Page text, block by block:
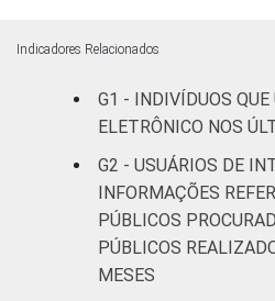
RAÇA
Indicadores Relacionados
G1 - INDIVÍDUOS
ELETRÔNICO NOS
G2 - USUÁRIOS DE
INFORMAÇÕES
PÚBLICOS
PÚBLICOS
MESES